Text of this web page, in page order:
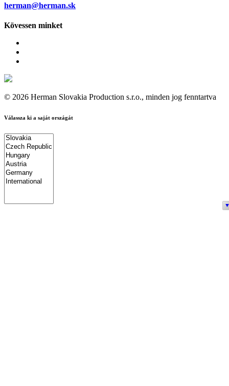
herman@herman.sk
Kövessen minket
© 2026 Herman Slovakia Production s.r.o., minden jog fenntartva
Válassza ki a saját országát